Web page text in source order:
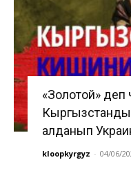
«Золотой»
алданып
kloopkyrgyz - 04/06/